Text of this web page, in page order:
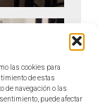
las cookies para
de estas
de navegación o las
puede afectar